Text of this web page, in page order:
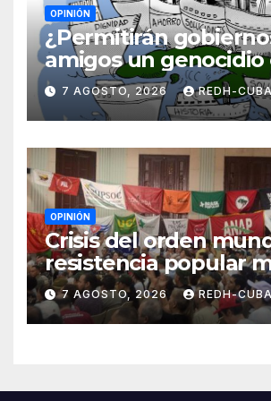
OPINIÓN
¿Permitirán
amigos un genocidio
Cuba? Por
Blanch
7 AGOSTO, 2026 REDH-
OPINIÓN
Crisis del orden
resistencia popular
el inicio de la IV
Continental de ALBA
Movimientos en
7 AGOSTO, 2026 REDH-